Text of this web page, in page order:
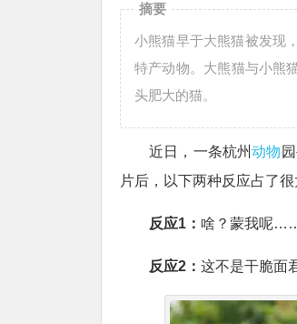
摘要
小熊猫早于大熊猫被发现
特产动物。大熊猫与小熊
头肥大的猫。
近日，一条杭州动物
片后，以下两种反应占了很
反应1： 啥？蒙我呢……
反应2： 这不是干脆面